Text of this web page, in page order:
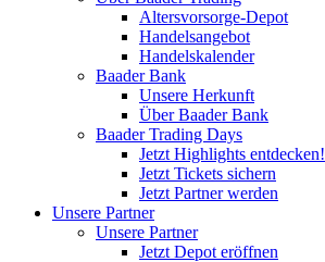
Altersvorsorge-Depot
Handelsangebot
Handelskalender
Baader Bank
Unsere Herkunft
Über Baader Bank
Baader Trading Days
Jetzt Highlights entdecken!
Jetzt Tickets sichern
Jetzt Partner werden
Unsere Partner
Unsere Partner
Jetzt Depot eröffnen